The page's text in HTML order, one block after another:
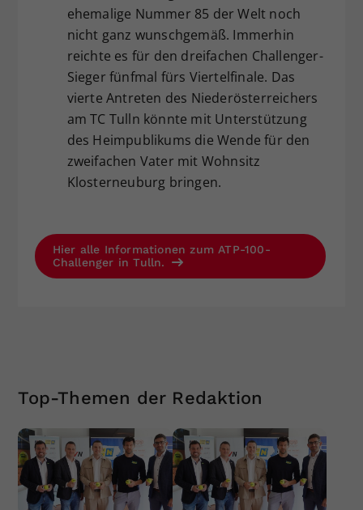
ehemalige Nummer 85 der Welt noch
nicht ganz wunschgemäß. Immerhin
reichte es für den dreifachen Challenger-
Sieger fünfmal fürs Viertelfinale. Das
vierte Antreten des Niederösterreichers
am TC Tulln könnte mit Unterstützung
des Heimpublikums die Wende für den
zweifachen Vater mit Wohnsitz
Klosterneuburg bringen.
Hier alle Informationen zum ATP-100-
Challenger in Tulln.
Top-Themen der Redaktion